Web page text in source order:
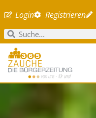
Login Registrieren